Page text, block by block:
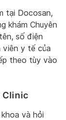
tại Docosan,
khám Chuyên
số điện
viên y tế của
theo tùy vào
Clinic
và hỏi